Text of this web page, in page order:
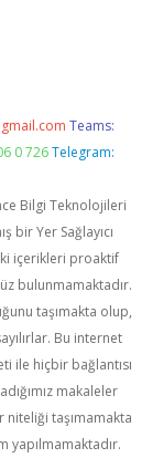
Teams:
0 726 Telegram:
Bilgi Teknolojileri
bir Yer Sağlayıcı
içerikleri proaktif
bulunmamaktadır.
taşımakta olup,
Bu internet
ile hiçbir bağlantısı
makaleler
niteliği taşımamakta
yapılmamaktadır.